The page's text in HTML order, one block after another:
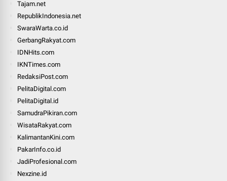
Tajam.net
RepublikIndonesia.net
SwaraWarta.co.id
GerbangRakyat.com
IDNHits.com
IKNTimes.com
RedaksiPost.com
PelitaDigital.com
PelitaDigital.id
SamudraPikiran.com
WisataRakyat.com
KalimantanKini.com
PakarInfo.co.id
JadiProfesional.com
Nexzine.id